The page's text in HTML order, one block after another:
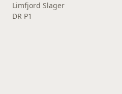
Limfjord Slager
DR P1